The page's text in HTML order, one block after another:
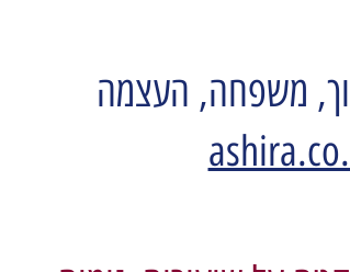
משפחה, העצמה